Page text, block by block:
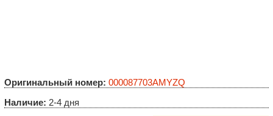
Оригинальный номер: 000087703AMYZQ
Наличие: 2-4 дня